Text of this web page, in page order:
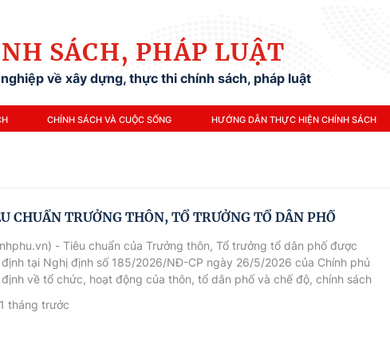
SÁCH, PHÁP LUẬT
về xây dựng, thực thi chính sách, pháp luật
CHÍNH SÁCH VÀ CUỘC SỐNG HƯỚNG DẪN THỰC HIỆN CHÍNH SÁCH
CHUẨN TRƯỞNG THÔN, TỔ TRƯỞNG TỔ DÂN PHỐ
1 tháng trước
- Tiêu chuẩn của Trưởng thôn, Tổ trưởng tổ dân phố được
tại Nghị định số 185/2026/NĐ-CP ngày 26/5/2026 của Chính phủ
về tổ chức, hoạt động của thôn, tổ dân phố và chế độ, chính sách
với người hoạt động không chuyên trách ở thôn, tổ dân phố.